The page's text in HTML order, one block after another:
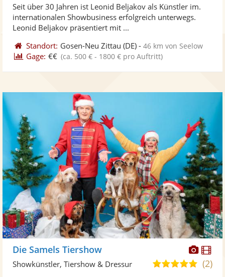
Fotos
5
Seit über 30 Jahren ist Leonid Beljakov als Künstler im.
internationalen Showbusiness erfolgreich unterwegs.
Leonid Beljakov präsentiert mit ...
Standort: Gosen-Neu Zittau (DE) -46 km von Seelow
Gage: €€ (ca. 500 € - 1800 € pro Auftritt)
Die Samels Tiershow
4,8(2)
Showkünstler, Tiershow & Dressur